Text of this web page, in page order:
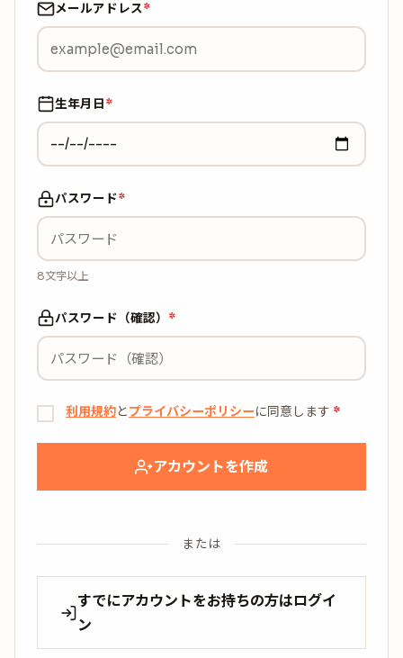
メールアドレス*
生年月日*
パスワード*
8文字以上
パスワード（確認） *
利用規約とプライバシーポリシーに同意します *
アカウントを作成
または
すでにアカウントをお持ちの方はログイ
ン